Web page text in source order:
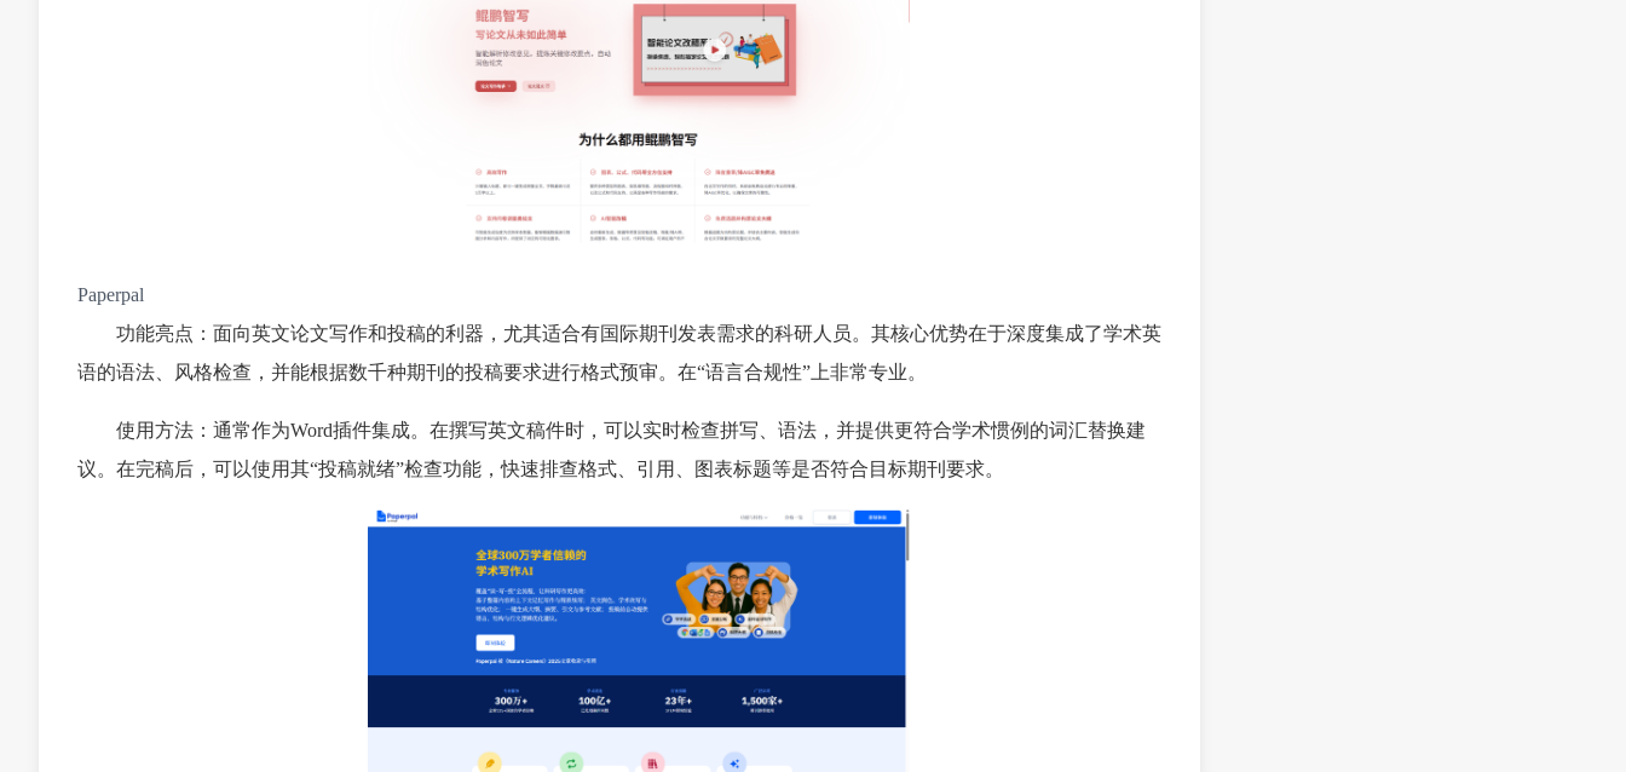
Paperpal
功能亮点：面向英文论文写作和投稿的利器，尤其适合有国际期刊发表需求的科研人员。其核心优势在于深度集成了学术英
语的语法、风格检查，并能根据数千种期刊的投稿要求进行格式预审。在“语言合规性”上非常专业。
使用方法：通常作为Word插件集成。在撰写英文稿件时，可以实时检查拼写、语法，并提供更符合学术惯例的词汇替换建
议。在完稿后，可以使用其“投稿就绪”检查功能，快速排查格式、引用、图表标题等是否符合目标期刊要求。